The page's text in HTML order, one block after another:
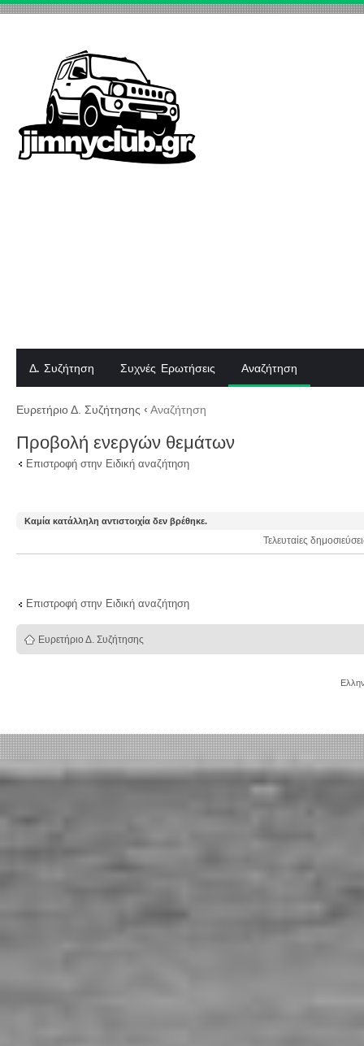
Δ. Συζήτηση Συχνές Ερωτήσεις Αναζήτηση
Ευρετήριο Δ. Συζήτησης ‹ Αναζήτηση
Προβολή ενεργών θεμάτων
Επιστροφή στην Ειδική αναζήτηση
Καμία κατάλληλη αντιστοιχία δεν βρέθηκε.
Τελευταίες
Επιστροφή στην Ειδική αναζήτηση
Ευρετήριο Δ. Συζήτησης